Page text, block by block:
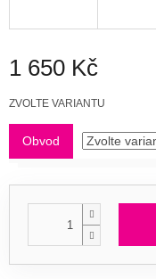
1 650 Kč
Měrná
ZVOLTE VARIANTU
Obvod